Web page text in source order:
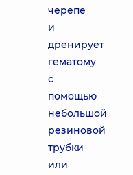
черепе
и
дренирует
гематому
с
помощью
небольшой
резиновой
трубки
или